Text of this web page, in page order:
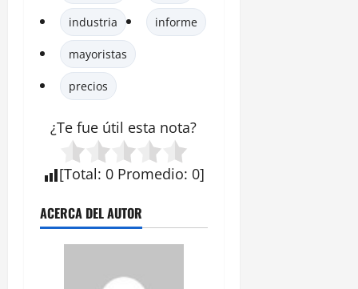
industria informe
mayoristas
precios
¿Te fue útil esta nota?
[Total: 0 Promedio: 0]
ACERCA DEL AUTOR